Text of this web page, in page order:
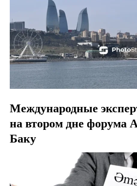
Международные
на втором дне форума
Баку